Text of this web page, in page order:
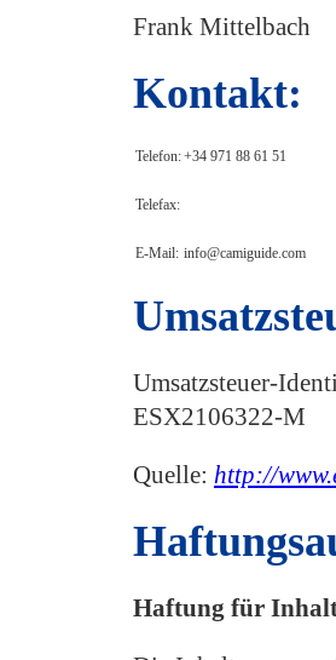
Frank Mittelbach
Kontakt:
Telefon:+34 971 88 61 51
Telefax:
E-Mail: info@camiguide.com
Umsatzsteuer-
ESX2106322-M
Quelle: http://
Haftung für